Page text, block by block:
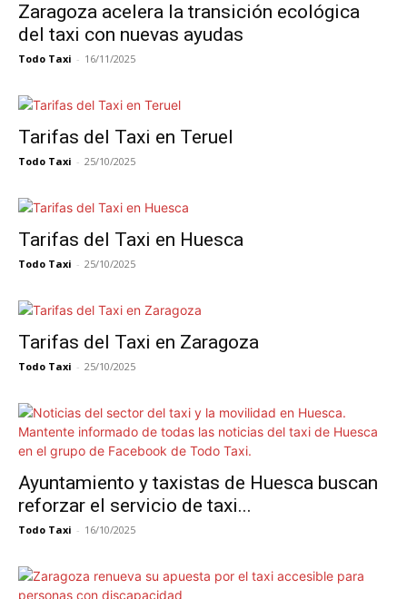
Zaragoza acelera la transición ecológica
del taxi con nuevas ayudas
Todo Taxi - 16/11/2025
Tarifas del Taxi en Teruel
Todo Taxi - 25/10/2025
Tarifas del Taxi en Huesca
Todo Taxi - 25/10/2025
Tarifas del Taxi en Zaragoza
Todo Taxi - 25/10/2025
Ayuntamiento y taxistas de Huesca buscan
reforzar el servicio de taxi...
Todo Taxi - 16/10/2025